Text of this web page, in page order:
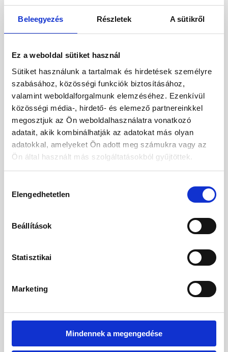
Beleegyezés Részletek A sütikről
Ez a weboldal sütiket használ
Sütiket használunk a tartalmak és hirdetések személyre
szabásához, közösségi funkciók biztosításához,
valamint weboldalforgalmunk elemzéséhez. Ezenkívül
közösségi média-, hirdető- és elemező partnereinkkel
megosztjuk az Ön weboldalhasználatra vonatkozó
adatait, akik kombinálhatják az adatokat más olyan
adatokkal, amelyeket Ön adott meg számukra vagy az
Ön által használt más szolgáltatásokból gyűjtöttek.
kiválasztása
Elengedhetetlen
Beállítások
Statisztikai
Marketing
Mindennek a megengedése
655 402HUF Kiválasztás
BudapestJáratinformációk
PROMO WITHOUT BALCONY DOUBLE ROOM
Ultra All Inclusive
768 070HUF
2Felnőttek, 0 Gyermekek Kiválasztás
02.10.2026 - 09.10.2026(7 Éjszaka)
Budapest
2Felnőttek,0 Gyermekek
03.10.2026- 10.10.2026(7 Éjszaka)